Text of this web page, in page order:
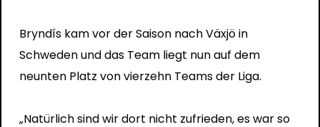
Bryndís kam vor der Saison nach Växjö in
Schweden und das Team liegt nun auf dem
neunten Platz von vierzehn Teams der Liga.
„Natürlich sind wir dort nicht zufrieden, es war so